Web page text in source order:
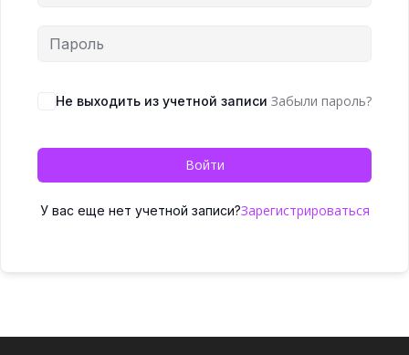
Не выходить из учетной записи Забыли пароль?
Войти
У вас еще нет учетной записи?Зарегистрироваться